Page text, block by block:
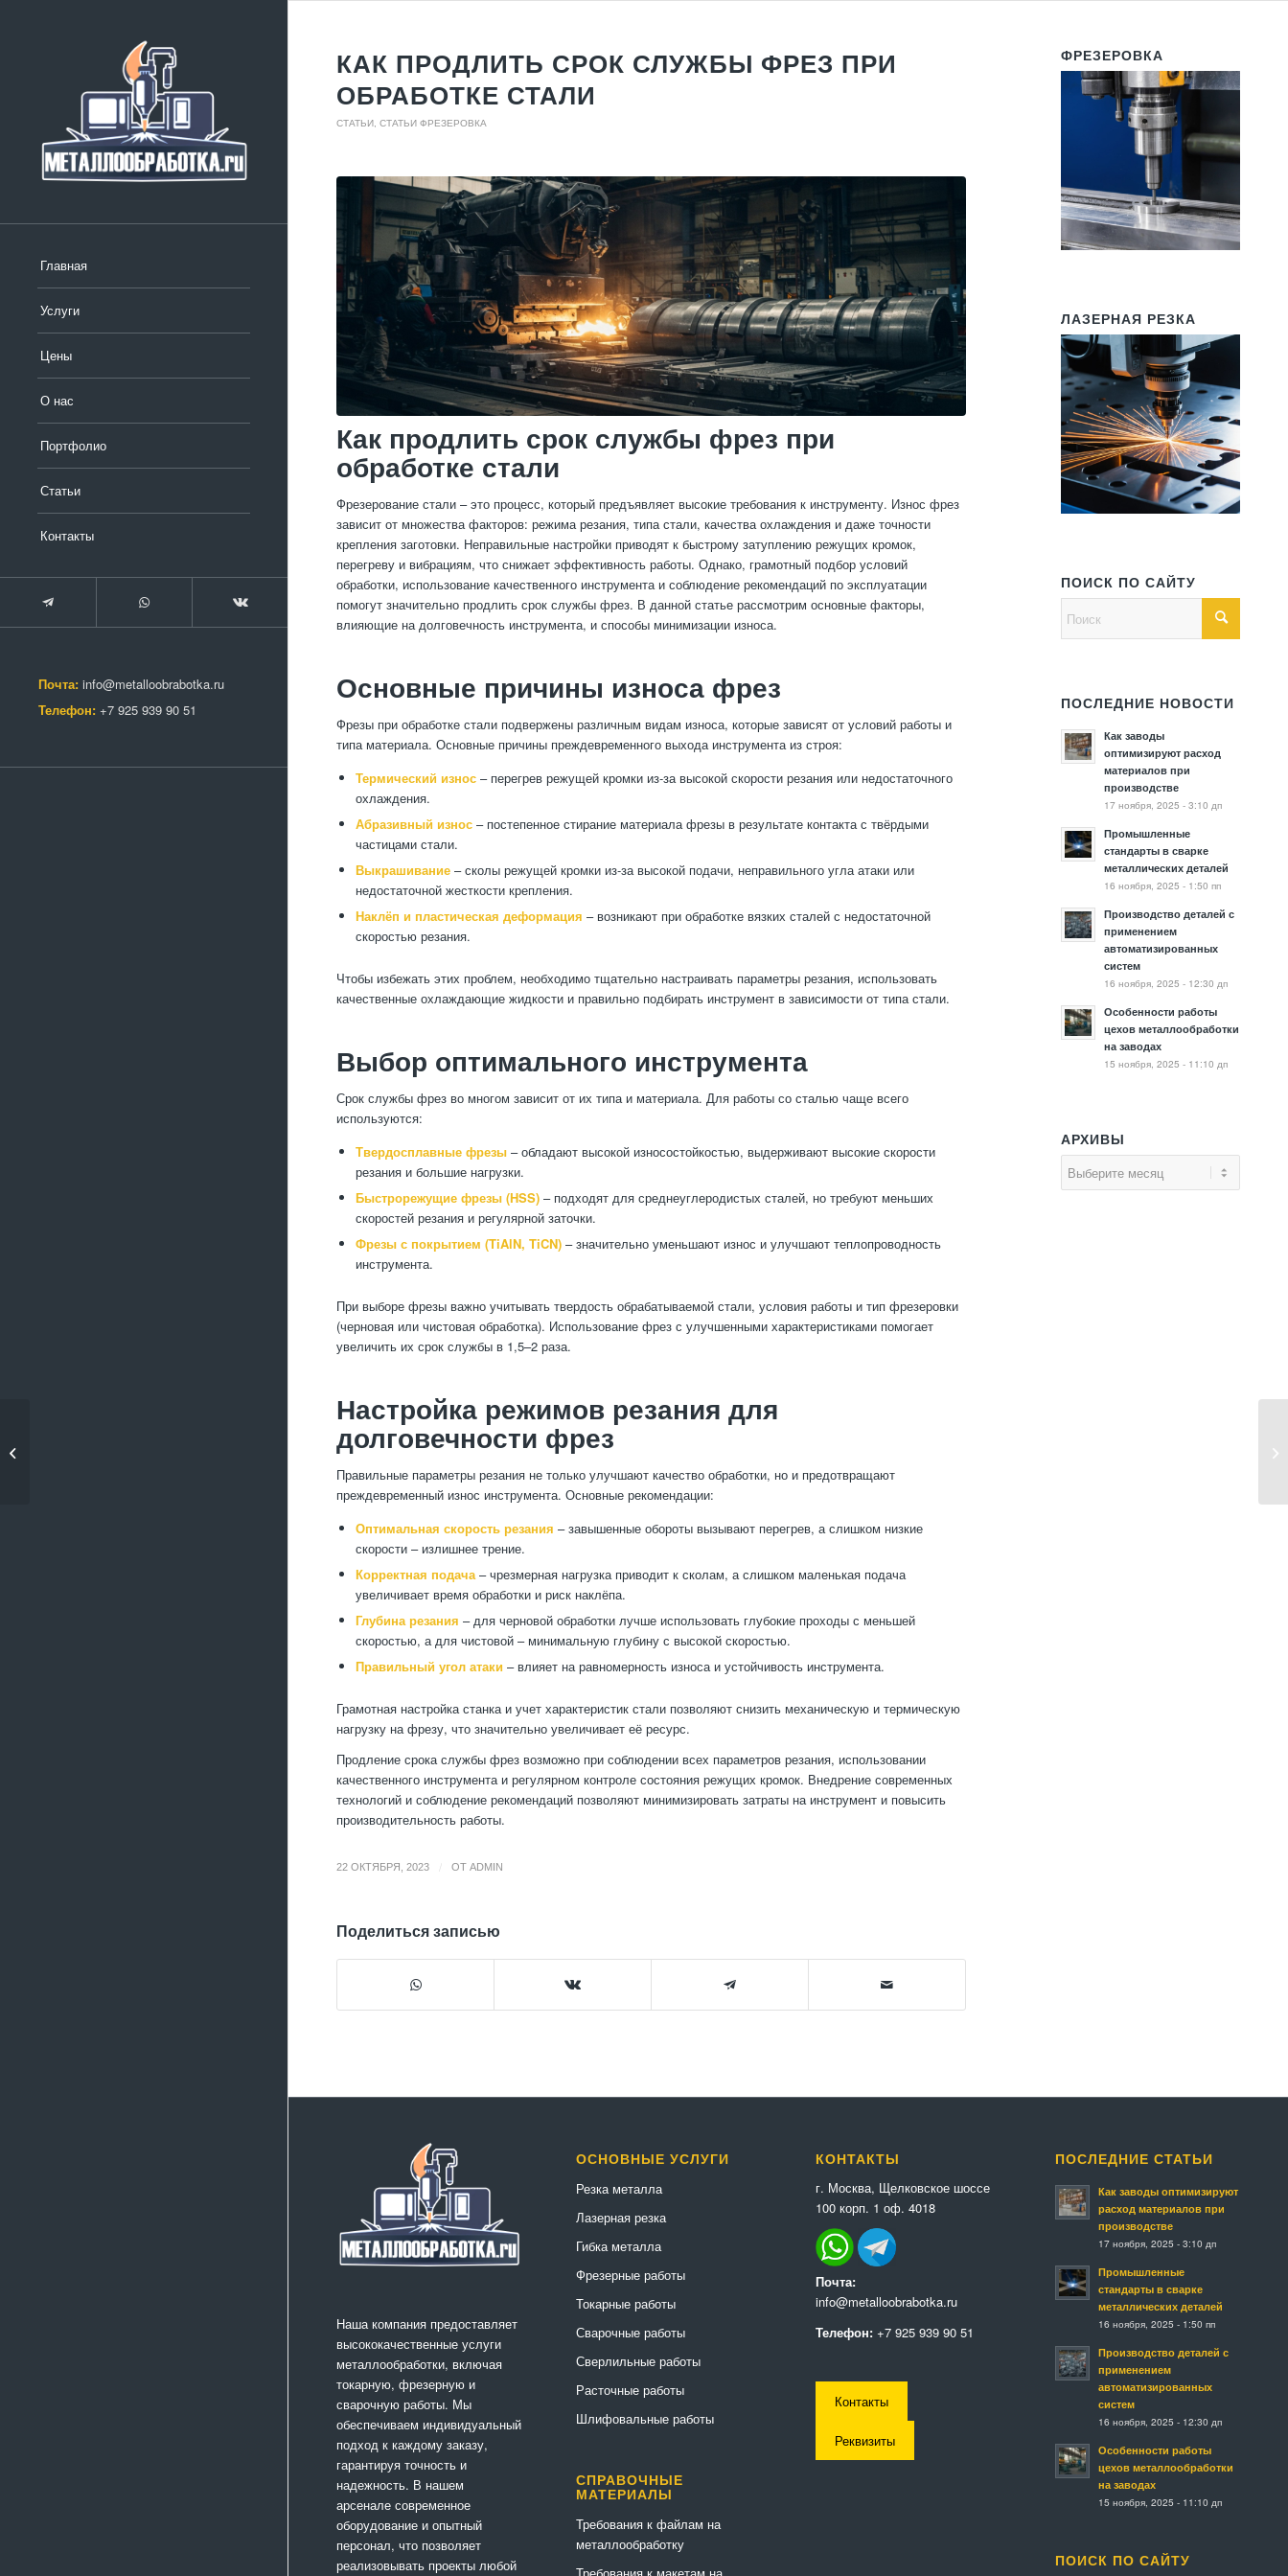
Главная
Услуги
Цены
О нас
Портфолио
Статьи
Контакты
Почта: info@metalloobrabotka.ru
Телефон: +7 925 939 90 51
КАК ПРОДЛИТЬ СРОК СЛУЖБЫ ФРЕЗ ПРИ
ОБРАБОТКЕ СТАЛИ
СТАТЬИ СТАТЬИ ФРЕЗЕРОВКА
Как продлить срок службы фрез при
обработке стали
Фрезерование стали – это процесс, который предъявляет высокие требования к инструменту. Износ фрез
зависит от множества факторов: режима резания, типа стали, качества охлаждения и даже точности
крепления заготовки. Неправильные настройки приводят к быстрому затуплению режущих кромок,
перегреву и вибрациям, что снижает эффективность работы. Однако, грамотный подбор условий
обработки, использование качественного инструмента и соблюдение рекомендаций по эксплуатации
помогут значительно продлить срок службы фрез. В данной статье рассмотрим основные факторы,
влияющие на долговечность инструмента, и способы минимизации износа.
Основные причины износа фрез
Фрезы при обработке стали подвержены различным видам износа, которые зависят от условий работы и
типа материала. Основные причины преждевременного выхода инструмента из строя:
Термический износ – перегрев режущей кромки из-за высокой скорости резания или недостаточного
охлаждения.
Абразивный износ – постепенное стирание материала фрезы в результате контакта с твёрдыми
частицами стали.
Выкрашивание – сколы режущей кромки из-за высокой подачи, неправильного угла атаки или
недостаточной жесткости крепления.
Наклёп и пластическая деформация – возникают при обработке вязких сталей с недостаточной
скоростью резания.
Чтобы избежать этих проблем, необходимо тщательно настраивать параметры резания, использовать
качественные охлаждающие жидкости и правильно подбирать инструмент в зависимости от типа стали.
Выбор оптимального инструмента
Срок службы фрез во многом зависит от их типа и материала. Для работы со сталью чаще всего
используются:
Твердосплавные фрезы – обладают высокой износостойкостью, выдерживают высокие скорости
резания и большие нагрузки.
Быстрорежущие фрезы (HSS) – подходят для среднеуглеродистых сталей, но требуют меньших
скоростей резания и регулярной заточки.
Фрезы с покрытием (TiAlN, TiCN) – значительно уменьшают износ и улучшают теплопроводность
инструмента.
При выборе фрезы важно учитывать твердость обрабатываемой стали, условия работы и тип фрезеровки
(черновая или чистовая обработка). Использование фрез с улучшенными характеристиками помогает
увеличить их срок службы в 1,5–2 раза.
Настройка режимов резания для
долговечности фрез
Правильные параметры резания не только улучшают качество обработки, но и предотвращают
преждевременный износ инструмента. Основные рекомендации:
Оптимальная скорость резания – завышенные обороты вызывают перегрев, а слишком низкие
скорости – излишнее трение.
Корректная подача– чрезмерная нагрузка приводит к сколам, а слишком маленькая подача
увеличивает время обработки и риск наклёпа.
Глубина резания – для черновой обработки лучше использовать глубокие проходы с меньшей
скоростью, а для чистовой – минимальную глубину с высокой скоростью.
Правильный угол атаки – влияет на равномерность износа и устойчивость инструмента.
Грамотная настройка станка и учет характеристик стали позволяют снизить механическую и термическую
нагрузку на фрезу, что значительно увеличивает её ресурс.
Продление срока службы фрез возможно при соблюдении всех параметров резания, использовании
качественного инструмента и регулярном контроле состояния режущих кромок. Внедрение современных
технологий и соблюдение рекомендаций позволяют минимизировать затраты на инструмент и повысить
производительность работы.
22 ОКТЯБРЯ, 2023 ОТ ADMIN
Поделиться записью
ФРЕЗЕРОВКА
ЛАЗЕРНАЯ РЕЗКА
ПОИСК ПО САЙТУ
ПОСЛЕДНИЕ НОВОСТИ
Как заводы
оптимизируют расход
материалов при
производстве
17 ноября, 2025 - 3:10 дп
Промышленные
стандарты в сварке
металлических деталей
16 ноября, 2025 - 1:50 пп
Производство деталей с
применением
автоматизированных
систем
16 ноября, 2025 - 12:30 дп
Особенности работы
цехов металлообработки
на заводах
15 ноября, 2025 - 11:10 дп
АРХИВЫ
Наша компания предоставляет
высококачественные услуги
металлообработки, включая
токарную, фрезерную и
сварочную работы. Мы
обеспечиваем индивидуальный
подход к каждому заказу,
гарантируя точность и
надежность. В нашем
арсенале современное
оборудование и опытный
персонал, что позволяет
реализовывать проекты любой
ОСНОВНЫЕ УСЛУГИ
Резка металла
Лазерная резка
Гибка металла
Фрезерные работы
Токарные работы
Сварочные работы
Сверлильные работы
Расточные работы
Шлифовальные работы
СПРАВОЧНЫЕ
МАТЕРИАЛЫ
Требования к файлам на
металлообработку
КОНТАКТЫ
г. Москва, Щелковское шоссе
100 корп. 1 оф. 4018
Почта:
info@metalloobrabotka.ru
Телефон: +7 925 939 90 51
Контакты
Реквизиты
ПОСЛЕДНИЕ СТАТЬИ
Как заводы оптимизируют
расход материалов при
производстве
17 ноября, 2025 - 3:10 дп
Промышленные
стандарты в сварке
металлических деталей
16 ноября, 2025 - 1:50 пп
Производство деталей с
применением
автоматизированных
систем
16 ноября, 2025 - 12:30 дп
Особенности работы
цехов металлообработки
на заводах
15 ноября, 2025 - 11:10 дп
ПОИСК ПО САЙТУ